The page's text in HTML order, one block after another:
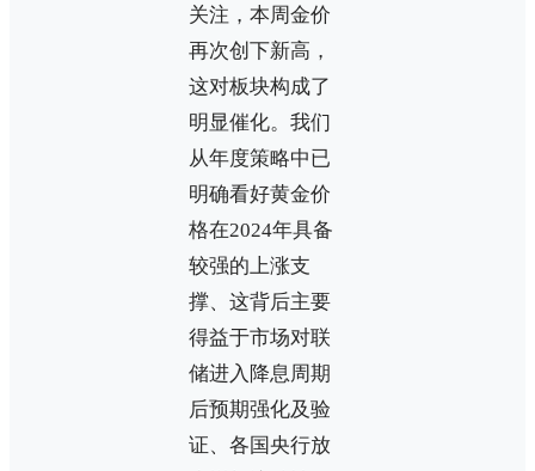
关注，本周金价
再次创下新高，
这对板块构成了
明显催化。我们
从年度策略中已
明确看好黄金价
格在2024年具备
较强的上涨支
撑、这背后主要
得益于市场对联
储进入降息周期
后预期强化及验
证、各国央行放